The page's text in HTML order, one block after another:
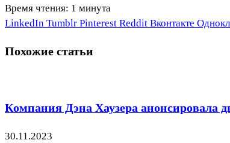
Время чтения: 1 минута
LinkedIn Tumblr Pinterest Reddit Вконтакте
Похожие статьи
Компания Дэна Хаузера анонсировала
30.11.2023